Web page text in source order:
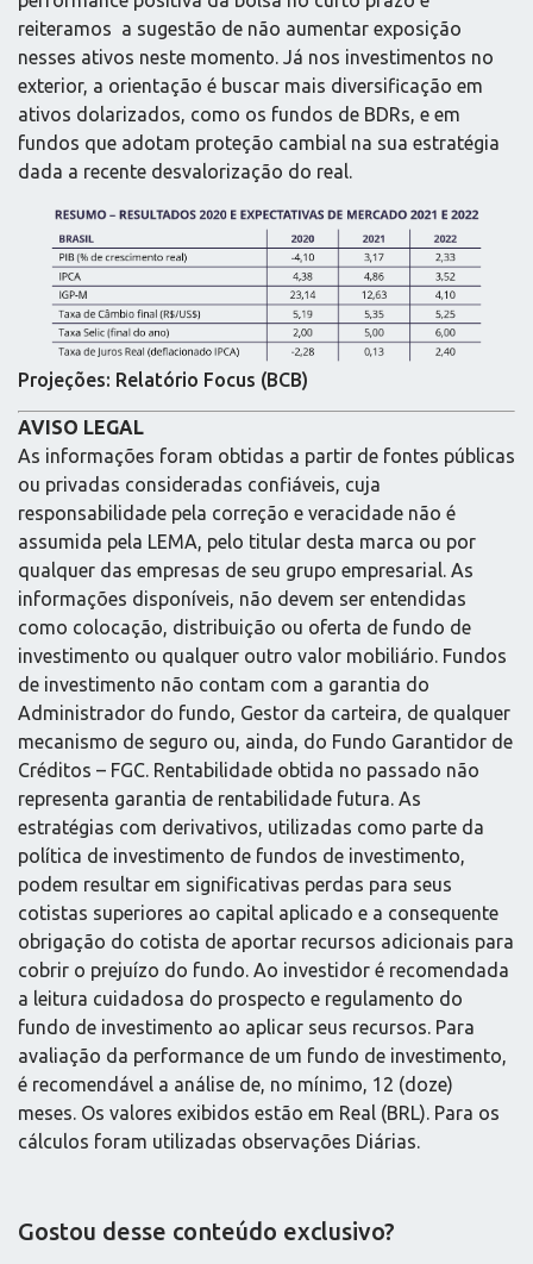
reiteramos a sugestão de não aumentar exposição
nesses ativos neste momento. Já nos investimentos no
exterior, a orientação é buscar mais diversificação em
ativos dolarizados, como os fundos de BDRs, e em
fundos que adotam proteção cambial na sua estratégia
dada a recente desvalorização do real.
Projeções: Relatório Focus (BCB)
AVISO LEGAL
As informações foram obtidas a partir de fontes públicas
ou privadas consideradas confiáveis, cuja
responsabilidade pela correção e veracidade não é
assumida pela LEMA, pelo titular desta marca ou por
qualquer das empresas de seu grupo empresarial. As
informações disponíveis, não devem ser entendidas
como colocação, distribuição ou oferta de fundo de
investimento ou qualquer outro valor mobiliário. Fundos
de investimento não contam com a garantia do
Administrador do fundo, Gestor da carteira, de qualquer
mecanismo de seguro ou, ainda, do Fundo Garantidor de
Créditos – FGC. Rentabilidade obtida no passado não
representa garantia de rentabilidade futura. As
estratégias com derivativos, utilizadas como parte da
política de investimento de fundos de investimento,
podem resultar em significativas perdas para seus
cotistas superiores ao capital aplicado e a consequente
obrigação do cotista de aportar recursos adicionais para
cobrir o prejuízo do fundo. Ao investidor é recomendada
a leitura cuidadosa do prospecto e regulamento do
fundo de investimento ao aplicar seus recursos. Para
avaliação da performance de um fundo de investimento,
é recomendável a análise de, no mínimo, 12 (doze)
meses. Os valores exibidos estão em Real (BRL). Para os
cálculos foram utilizadas observações Diárias.
Gostou desse conteúdo exclusivo?